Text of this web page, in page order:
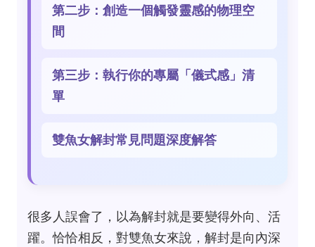
第二步：創造一個觸發靈感的物理空
間
第三步：執行你的專屬「儀式感」清
單
雙魚女解封常見問題深度解答
很多人誤會了，以為解封就是要變得外向、活
躍。恰恰相反，對雙魚女來說，解封是向內深